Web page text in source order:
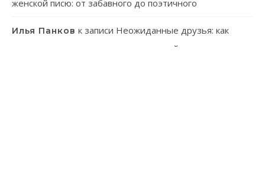
женской писю: от забавного до поэтичного
Илья Панков к записи Неожиданные друзья: как
человек использует паразитов в своей практике